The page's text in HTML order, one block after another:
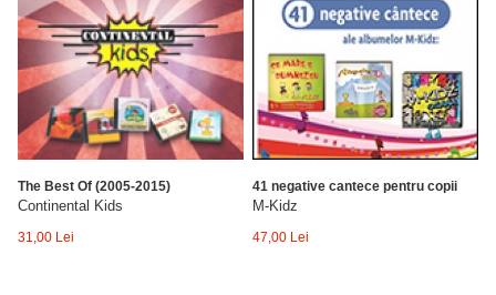
The Best Of (2005-2015)
Continental Kids
31,00 Lei
41 negative cantece pentru copii
M-Kidz
47,00 Lei